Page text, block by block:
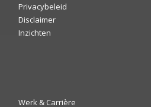
Privacybeleid
Disclaimer
Inzichten
Werk & Carrière